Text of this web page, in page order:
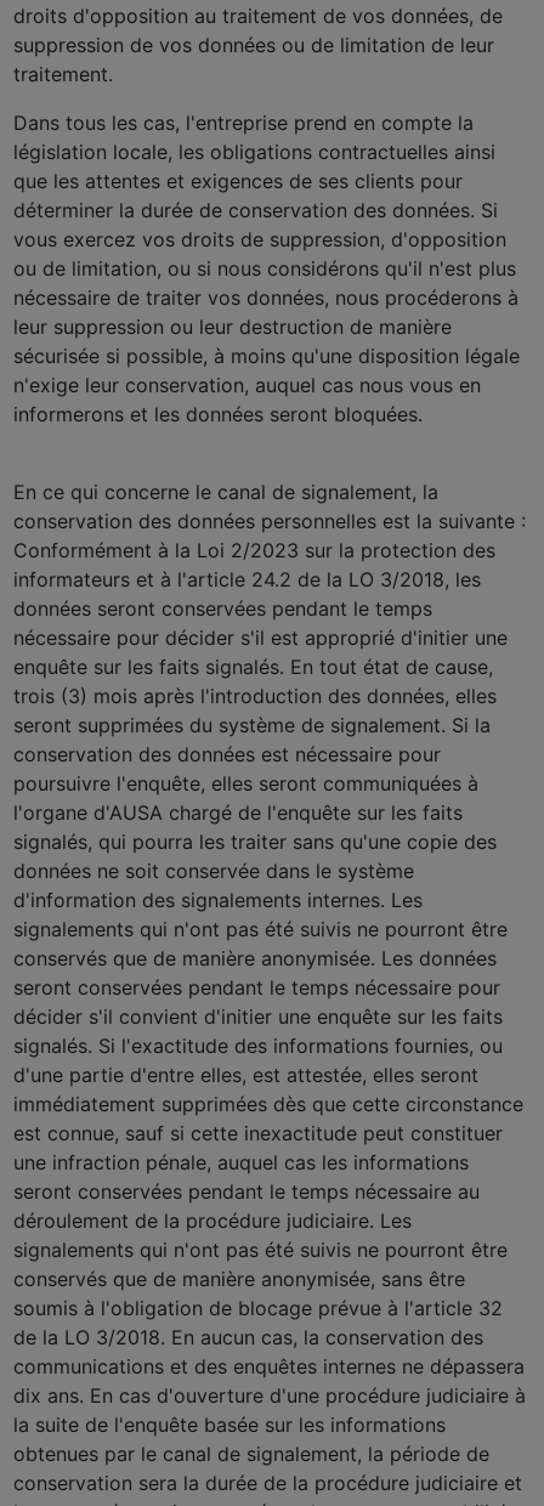
droits d'opposition au traitement de vos données, de
suppression de vos données ou de limitation de leur
traitement.
Dans tous les cas, l'entreprise prend en compte la
législation locale, les obligations contractuelles ainsi
que les attentes et exigences de ses clients pour
déterminer la durée de conservation des données. Si
vous exercez vos droits de suppression, d'opposition
ou de limitation, ou si nous considérons qu'il n'est plus
nécessaire de traiter vos données, nous procéderons à
leur suppression ou leur destruction de manière
sécurisée si possible, à moins qu'une disposition légale
n'exige leur conservation, auquel cas nous vous en
informerons et les données seront bloquées.
En ce qui concerne le canal de signalement, la
conservation des données personnelles est la suivante :
Conformément à la Loi 2/2023 sur la protection des
informateurs et à l'article 24.2 de la LO 3/2018, les
données seront conservées pendant le temps
nécessaire pour décider s'il est approprié d'initier une
enquête sur les faits signalés. En tout état de cause,
trois (3) mois après l'introduction des données, elles
seront supprimées du système de signalement. Si la
conservation des données est nécessaire pour
poursuivre l'enquête, elles seront communiquées à
l'organe d'AUSA chargé de l'enquête sur les faits
signalés, qui pourra les traiter sans qu'une copie des
données ne soit conservée dans le système
d'information des signalements internes. Les
signalements qui n'ont pas été suivis ne pourront être
conservés que de manière anonymisée. Les données
seront conservées pendant le temps nécessaire pour
décider s'il convient d'initier une enquête sur les faits
signalés. Si l'exactitude des informations fournies, ou
d'une partie d'entre elles, est attestée, elles seront
immédiatement supprimées dès que cette circonstance
est connue, sauf si cette inexactitude peut constituer
une infraction pénale, auquel cas les informations
seront conservées pendant le temps nécessaire au
déroulement de la procédure judiciaire. Les
signalements qui n'ont pas été suivis ne pourront être
conservés que de manière anonymisée, sans être
soumis à l'obligation de blocage prévue à l'article 32
de la LO 3/2018. En aucun cas, la conservation des
communications et des enquêtes internes ne dépassera
dix ans. En cas d'ouverture d'une procédure judiciaire à
la suite de l'enquête basée sur les informations
obtenues par le canal de signalement, la période de
conservation sera la durée de la procédure judiciaire et